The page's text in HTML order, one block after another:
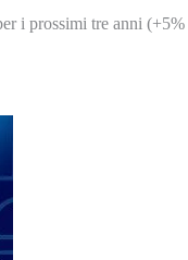
i prossimi tre anni